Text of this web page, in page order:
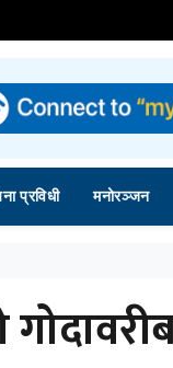
प्रविधी मनोरञ्जन